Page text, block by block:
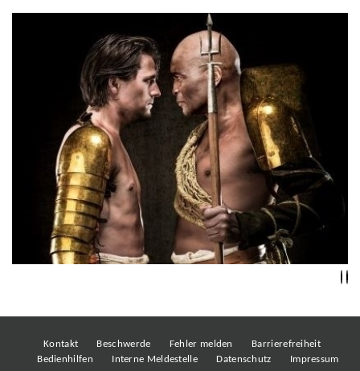
Kontakt Beschwerde Fehler melden
Barrierefreiheit
Bedienhilfen
Interne Meldestelle Datenschutz Impressum